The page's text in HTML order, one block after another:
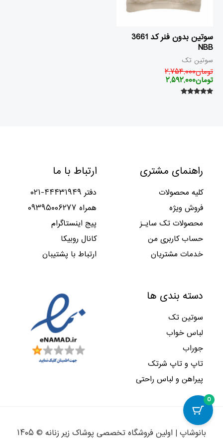
سوتین بدون فنر کد 3661
NBB
سوتین تک
تومان۲,۷۵۴,۰۰۰
تومان۲,۵۹۲,۰۰۰
راهنمای مشتری
کلیه محصولات
فروش ویژه
محصولات تک سایـز
حساب کاربری من
خدمات مشتریان
ارتباط با ما
دفتر ۴۴۴۳۱۹۴۹-۰۲۱
همراه ۰۹۳۹۵۰۰۶۲۷۷
پیج اینستاگرام
کانال روبیکا
ارتباط با پشتیبان
دسته بندی ها
سوتین تک
لباس خواب
جوراب
تاپ و تاپ شرتک
پیراهن و لباس راحتی
بانوشاپ | اولین فروشگاه تخصصی پوشاک زیر زنانه © ۱۴۰۵
0